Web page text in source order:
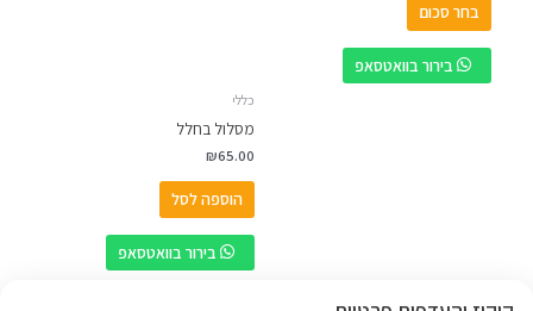
בחר סכום
לבחור
את
האפשרויות
בירור בוואטסאפ
כללי
מסלול בחלל
₪65.00
הוספה לסל
בירור בוואטסאפ